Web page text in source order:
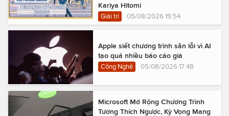
Kariya Hitomi
Giải trí 05/08/2026 19:54
Apple siết chương trình săn lỗi vì AI
tạo quá nhiều báo cáo giả
Công Nghệ 05/08/2026 17:48
Microsoft Mở Rộng Chương Trình
Tương Thích Ngược, Kỳ Vọng Mang